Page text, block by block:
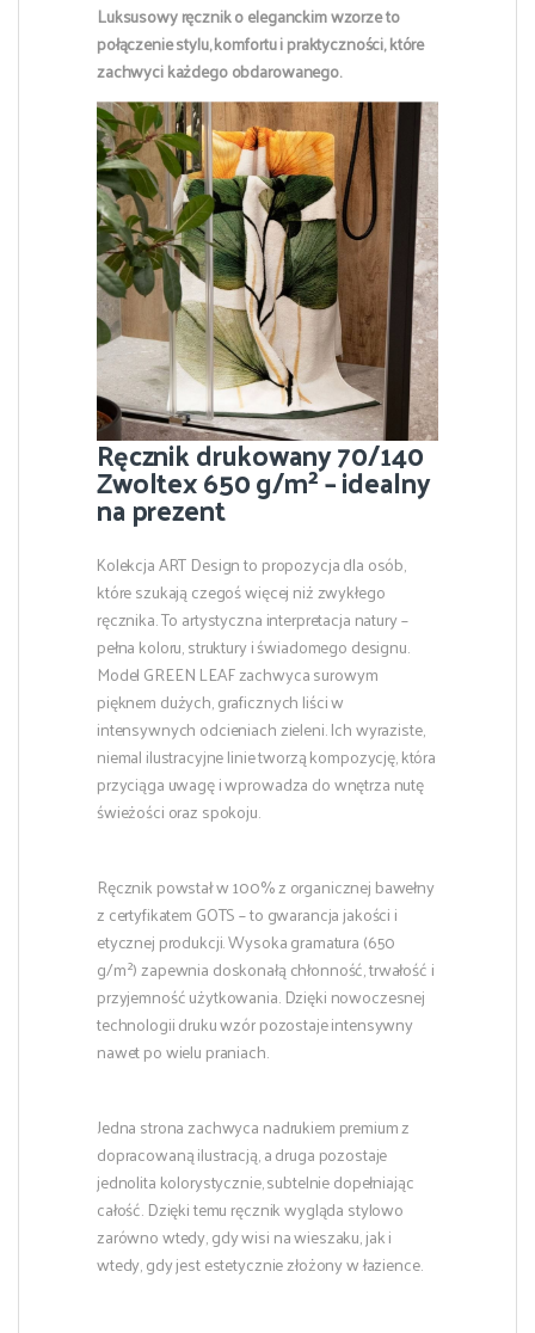
Luksusowy ręcznik o eleganckim wzorze to
połączenie stylu, komfortu i praktyczności, które
zachwyci każdego obdarowanego.
Ręcznik drukowany 70/140
Zwoltex 650 g/m² – idealny
na prezent
Kolekcja ART Design to propozycja dla osób,
które szukają czegoś więcej niż zwykłego
ręcznika. To artystyczna interpretacja natury –
pełna koloru, struktury i świadomego designu.
Model GREEN LEAF zachwyca surowym
pięknem dużych, graficznych liści w
intensywnych odcieniach zieleni. Ich wyraziste,
niemal ilustracyjne linie tworzą kompozycję, która
przyciąga uwagę i wprowadza do wnętrza nutę
świeżości oraz spokoju.
Ręcznik powstał w 100% z organicznej bawełny
z certyfikatem GOTS – to gwarancja jakości i
etycznej produkcji. Wysoka gramatura (650
g/m²) zapewnia doskonałą chłonność, trwałość i
przyjemność użytkowania. Dzięki nowoczesnej
technologii druku wzór pozostaje intensywny
nawet po wielu praniach.
Jedna strona zachwyca nadrukiem premium z
dopracowaną ilustracją, a druga pozostaje
jednolita kolorystycznie, subtelnie dopełniając
całość. Dzięki temu ręcznik wygląda stylowo
zarówno wtedy, gdy wisi na wieszaku, jak i
wtedy, gdy jest estetycznie złożony w łazience.